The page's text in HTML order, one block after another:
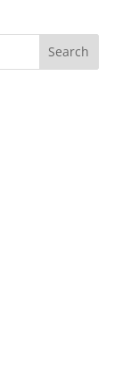
Search